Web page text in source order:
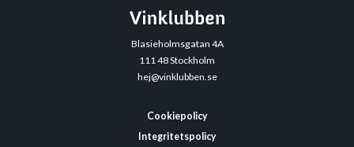
Blasieholmsgatan 4A
111 48 Stockholm
hej@vinklubben.se
Cookiepolicy
Integritetspolicy